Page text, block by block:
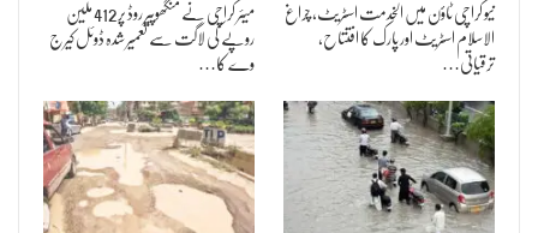
نیو کراچی ٹاؤن میں الخدمت اسٹریٹ، چراغ
الاسلام اسٹریٹ اور پارک کا افتتاح،
ترقیاتی…
میئر کراچی نے منگھوپیر روڈ پر 412 ملین
روپے کی لاگت سے تعمیر شدہ ڈوئل کیرج
وے کا…